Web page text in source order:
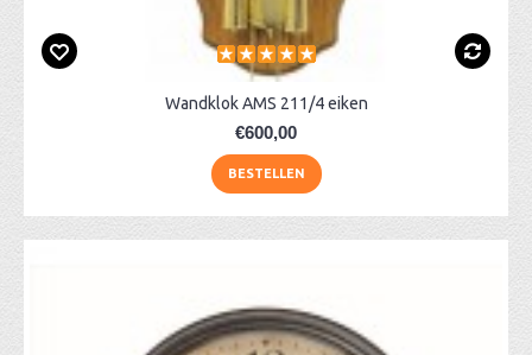
Wandklok AMS 211/4 eiken
€600,00
BESTELLEN